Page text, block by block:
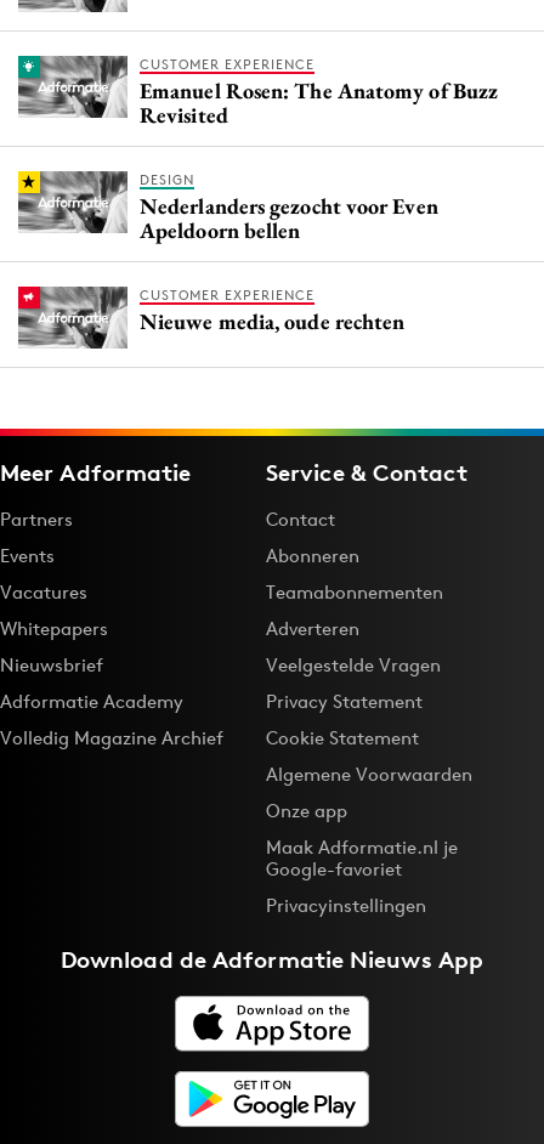
CUSTOMER EXPERIENCE
Emanuel Rosen: The Anatomy of Buzz
Revisited
DESIGN
Nederlanders gezocht voor Even
Apeldoorn bellen
CUSTOMER EXPERIENCE
Nieuwe media, oude rechten
Meer Adformatie
Partners
Events
Vacatures
Whitepapers
Nieuwsbrief
Adformatie Academy
Volledig Magazine Archief
Service & Contact
Contact
Abonneren
Teamabonnementen
Adverteren
Veelgestelde Vragen
Privacy Statement
Cookie Statement
Algemene Voorwaarden
Onze app
Maak Adformatie.nl je
Google-favoriet
Privacyinstellingen
Download deAdformatie Nieuws App